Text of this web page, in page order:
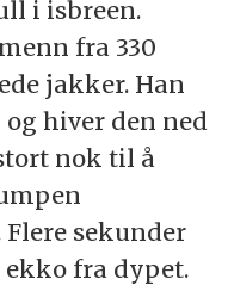
i isbreen.
fra 330
jakker. Han
hiver den ned
nok til å
sekunder
ekko fra dypet.